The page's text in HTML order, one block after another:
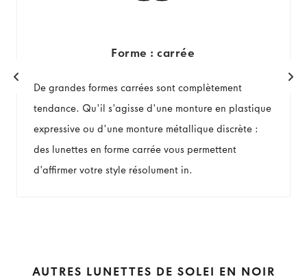
Forme : carrée
De grandes formes carrées sont complètement
tendance. Qu'il s'agisse d'une monture en plastique
expressive ou d'une monture métallique discrète :
des lunettes en forme carrée vous permettent
d'affirmer votre style résolument in.
AUTRES LUNETTES DE SOLEI EN NOIR